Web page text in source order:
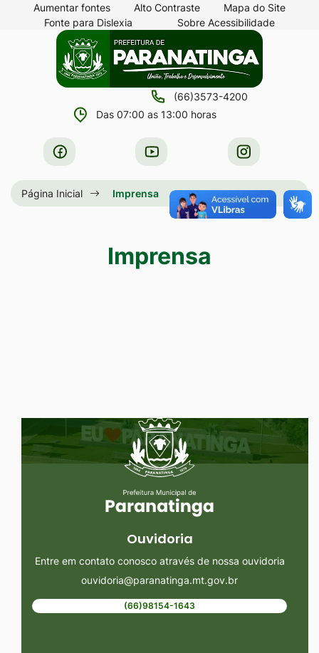
Seção
atalhos
acessibilidade
para
conteúdo
para
menu
[alt+2]
[alt+4]
Aumentar fontes Alto Contraste
Mapa do Site
Fonte para Dislexia
Sobre Acessibilidade
Seção
menu
principal
principal
(66)3573-4200
Das 07:00 as 13:00 horas
Acessar
a
Rede
Acessar
a
Rede
Social
Acessar
a
Rede
Social
Página Inicial Imprensa
Imprensa
Seção do Rodapé e Ouvidoria/
Ouvidoria
Entre em contato conosco através de nossa ouvidoria
ouvidoria@paranatinga.mt.gov.br
(66)98154-1643